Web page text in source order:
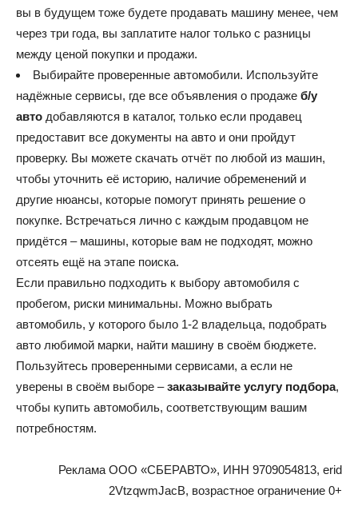
вы в будущем тоже будете продавать машину менее, чем
через три года, вы заплатите налог только с разницы
между ценой покупки и продажи.
Выбирайте проверенные автомобили. Используйте
надёжные сервисы, где все объявления о продаже б/у
авто добавляются в каталог, только если продавец
предоставит все документы на авто и они пройдут
проверку. Вы можете скачать отчёт по любой из машин,
чтобы уточнить её историю, наличие обременений и
другие нюансы, которые помогут принять решение о
покупке. Встречаться лично с каждым продавцом не
придётся – машины, которые вам не подходят, можно
отсеять ещё на этапе поиска.
Если правильно подходить к выбору автомобиля с
пробегом, риски минимальны. Можно выбрать
автомобиль, у которого было 1-2 владельца, подобрать
авто любимой марки, найти машину в своём бюджете.
Пользуйтесь проверенными сервисами, а если не
уверены в своём выборе –заказывайте услугу подбора,
чтобы купить автомобиль, соответствующим вашим
потребностям.
Реклама ООО «СБЕРАВТО», ИНН 9709054813, erid
2VtzqwmJacB, возрастное ограничение 0+